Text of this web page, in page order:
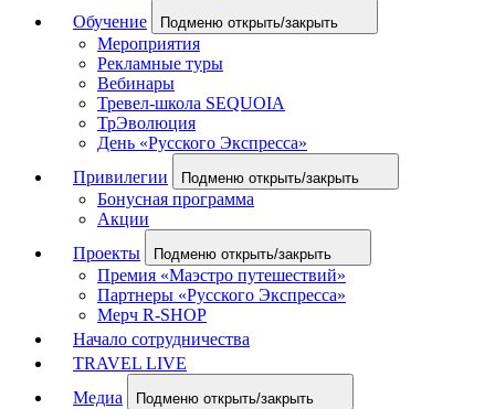
Обучение
Подменю открыть/закрыть
Мероприятия
Рекламные туры
Вебинары
Тревел-школа SEQUOIA
ТрЭволюция
День «Русского Экспресса»
Привилегии
Подменю открыть/закрыть
Бонусная программа
Акции
Проекты
Подменю открыть/закрыть
Премия «Маэстро путешествий»
Партнеры «Русского Экспресса»
Мерч R-SHOP
Начало сотрудничества
TRAVEL LIVE
Медиа
Подменю открыть/закрыть